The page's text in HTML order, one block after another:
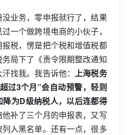
业务，零申报就行了，结果
一个做跨境电商的小伙子，
税，愣是把个税和增值税都
局下了《责令限期整改通知
找我。我告诉他：上海税务
过3个月”会自动预警，轻则
为D级纳税人，以后连都得
他补了三个月的申报表，又写
入黑名单。还有一点，很多